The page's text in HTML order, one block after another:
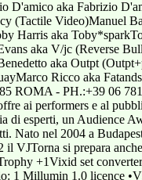
D'amico aka Fabrizio
(Tactile Video)Manuel
Harris aka
aka V/jc (Reverse
aka Outpt
Ricco aka
- PH.:+39 06
ai performers e al
di esperti, un Audience
Nato nel 2004 a
VJTorna si prepara
+1Vixid set
1 Millumin 1.0 licence